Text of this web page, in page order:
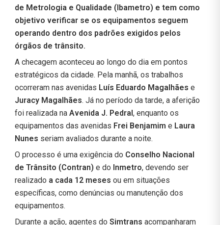
de Metrologia e Qualidade (Ibametro) e tem como
objetivo verificar se os equipamentos seguem
operando dentro dos padrões exigidos pelos
órgãos de trânsito.
A checagem aconteceu ao longo do dia em pontos
estratégicos da cidade. Pela manhã, os trabalhos
ocorreram nas avenidas Luís Eduardo Magalhães e
Juracy Magalhães. Já no período da tarde, a aferição
foi realizada na Avenida J. Pedral, enquanto os
equipamentos das avenidas Frei Benjamim e Laura
Nunes seriam avaliados durante a noite.
O processo é uma exigência do Conselho Nacional
de Trânsito (Contran) e do Inmetro, devendo ser
realizado a cada 12 meses ou em situações
específicas, como denúncias ou manutenção dos
equipamentos.
Durante a ação, agentes do Simtrans acompanharam